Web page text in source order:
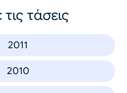
τάσεις
2011
2010